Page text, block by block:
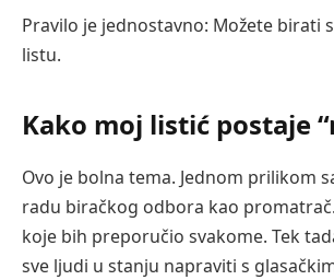
Pravilo je jednostavno: Možete birati
listu.
Kako moj listić postaje
Ovo je bolna tema. Jednom prilikom
radu biračkog odbora kao
koje bih preporučio svakome. Tek
sve ljudi u stanju napraviti s